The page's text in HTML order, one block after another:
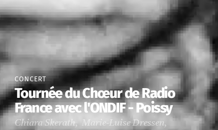
CONCERT
Tournée du Chœur de Radio
France avec l'ONDIF - Poissy
Chiara Skerath, Marie-Luise Dressen,